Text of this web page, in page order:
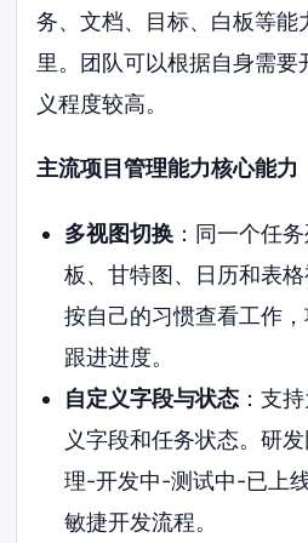
务、文档、目标、白板等能
里。团队可以根据自身需要
义程度较高。
主流项目管理能力核心能力
多视图切换：同一个任
板、甘特图、日历和表
按自己的习惯查看工作
跟进进度。
自定义字段与状态：支
义字段和任务状态。研
理-开发中-测试中-已上
敏捷开发流程。